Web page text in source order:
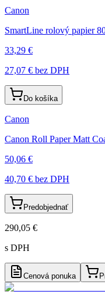
Canon
SmartLine rolový papier
33,29 €
27,07 € bez DPH
Do košíka
Canon
Canon Roll Paper Matt
50,06 €
40,70 € bez DPH
Predobjednať
290,05 €
s DPH
Cenová ponuka